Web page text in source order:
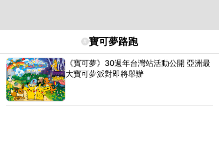
# 寶可夢路跑
《寶可夢》30週年台灣站活動公開 亞洲最
大寶可夢派對即將舉辦